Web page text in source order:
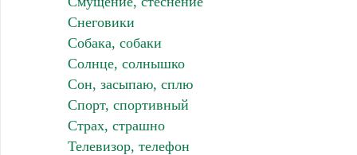
Снеговики
Собака, собаки
Солнце, солнышко
Сон, засыпаю, сплю
Спорт, спортивный
Страх, страшно
Телевизор, телефон